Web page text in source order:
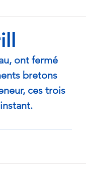
ont fermé
bretons
ces trois